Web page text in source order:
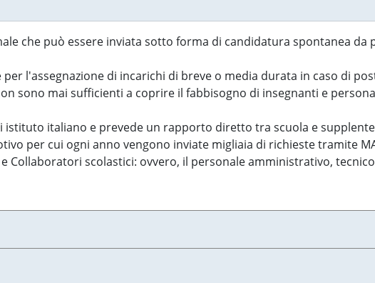
che può essere inviata sotto forma di candidatura spontanea da
l'assegnazione di incarichi di breve o media durata in caso di
sono mai sufficienti a coprire il fabbisogno di insegnanti e
istituto italiano e prevede un rapporto diretto tra scuola e
per cui ogni anno vengono inviate migliaia di richieste tramite
Collaboratori scolastici: ovvero, il personale amministrativo,